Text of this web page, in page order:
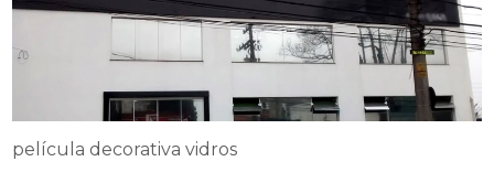
película decorativa vidros